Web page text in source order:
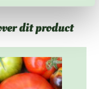
dit product